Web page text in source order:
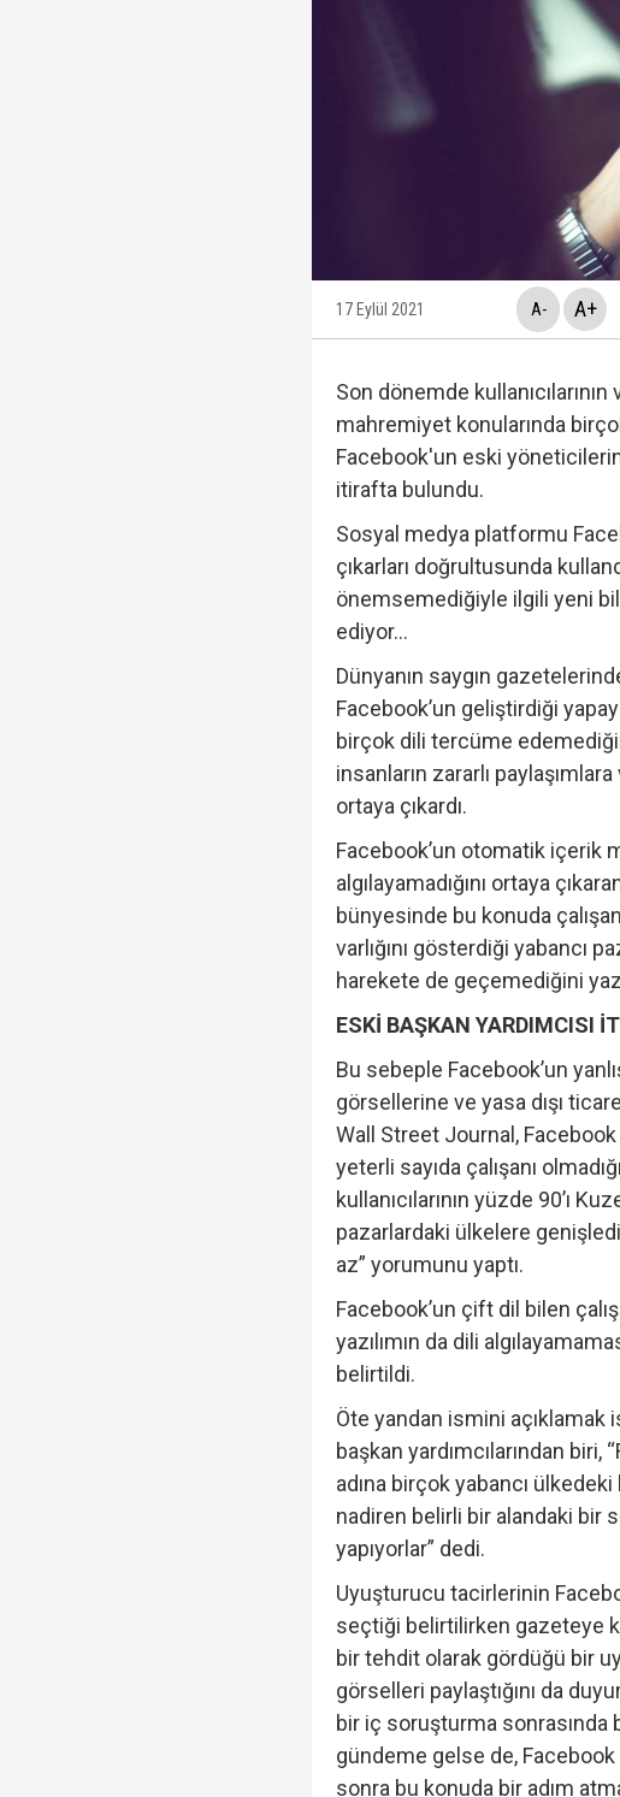
Yükseliş üst üste 3. gününe
12 maddelik "çerçeve yasa
Ankara Cumhuriyet
Tahir Sarıkaya'nın
17 Eylül 2021 A- A+
Son dönemde kullanıcılarının
mahremiyet konularında
Facebook'un eski
itirafta bulundu.
Sosyal medya platformu
çıkarları doğrultusunda
önemsemediğiyle ilgili yeni
ediyor…
Dünyanın saygın
Facebook’un geliştirdiği
birçok dili tercüme
insanların zararlı
ortaya çıkardı.
Facebook’un otomatik içerik
algılayamadığını ortaya
bünyesinde bu konuda
varlığını gösterdiği yabancı
harekete de geçemediğini
ESKİ BAŞKAN YARDIMCISI
Bu sebeple Facebook’un
görsellerine ve yasa dışı
Wall Street Journal,
yeterli sayıda çalışanı
kullanıcılarının yüzde 90’ı
pazarlardaki ülkelere
az” yorumunu yaptı.
Facebook’un çift dil bilen
yazılımın da dili
belirtildi.
Öte yandan ismini açıklamak
başkan yardımcılarından
adına birçok yabancı ülkedeki
nadiren belirli bir alandaki bir
yapıyorlar” dedi.
Uyuşturucu tacirlerinin
seçtiği belirtilirken gazeteye
bir tehdit olarak gördüğü bir
görselleri paylaştığını da
bir iç soruşturma sonrasında
gündeme gelse de,
sonra bu konuda bir adım